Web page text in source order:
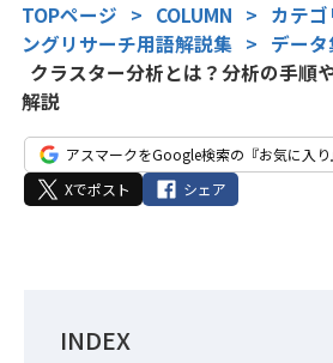
TOPページ > COLUMN > カテゴ
ングリサーチ用語解説集 > デー
クラスター分析とは？分析の手順
解説
アスマークをGoogle検索の『お気に入
Xでポスト
シェア
INDEX